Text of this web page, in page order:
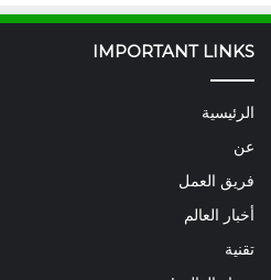
IMPORTANT LINKS
الرئيسية
عن
فريق العمل
أخبار العالم
تقنية